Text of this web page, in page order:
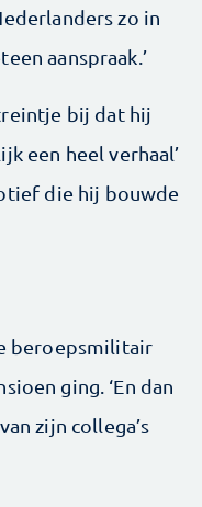
zo in
aanspraak.’
bij dat hij
een heel verhaal’
die hij bouwde
beroepsmilitair
ging. ‘En dan
zijn collega’s